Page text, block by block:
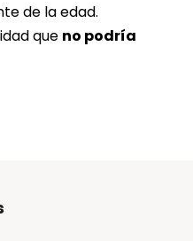
de la edad.
que no podría